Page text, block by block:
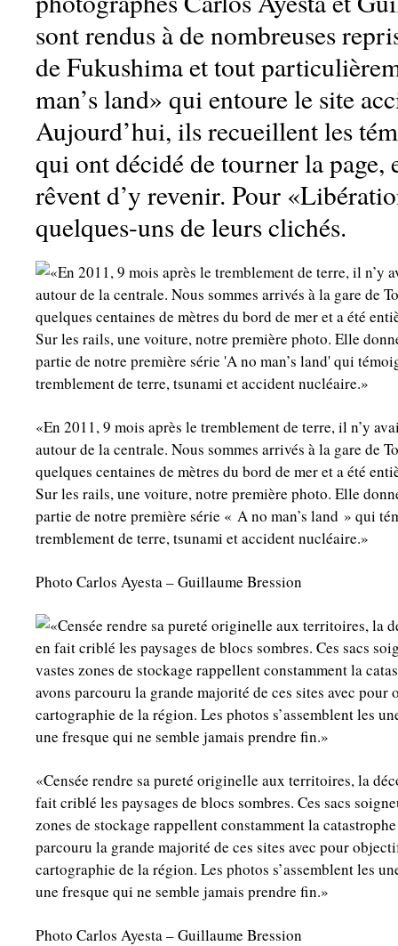
sont rendus à de nombreuses
de Fukushima et tout
man’s land» qui entoure le site
Aujourd’hui, ils recueillent les
qui ont décidé de tourner la page,
rêvent d’y revenir. Pour
quelques-uns de leurs clichés.
«En 2011, 9 mois après le tremblement de terre, il n’y
autour de la centrale. Nous sommes arrivés à la gare de
quelques centaines de mètres du bord de mer et a été
Sur les rails, une voiture, notre première photo. Elle
partie de notre première série « A no man’s land » qui
tremblement de terre, tsunami et accident nucléaire.»
Photo Carlos Ayesta – Guillaume Bression
«Censée rendre sa pureté originelle aux territoires, la
fait criblé les paysages de blocs sombres. Ces sacs
zones de stockage rappellent constamment la
parcouru la grande majorité de ces sites avec pour
cartographie de la région. Les photos s’assemblent les
une fresque qui ne semble jamais prendre fin.»
Photo Carlos Ayesta – Guillaume Bression